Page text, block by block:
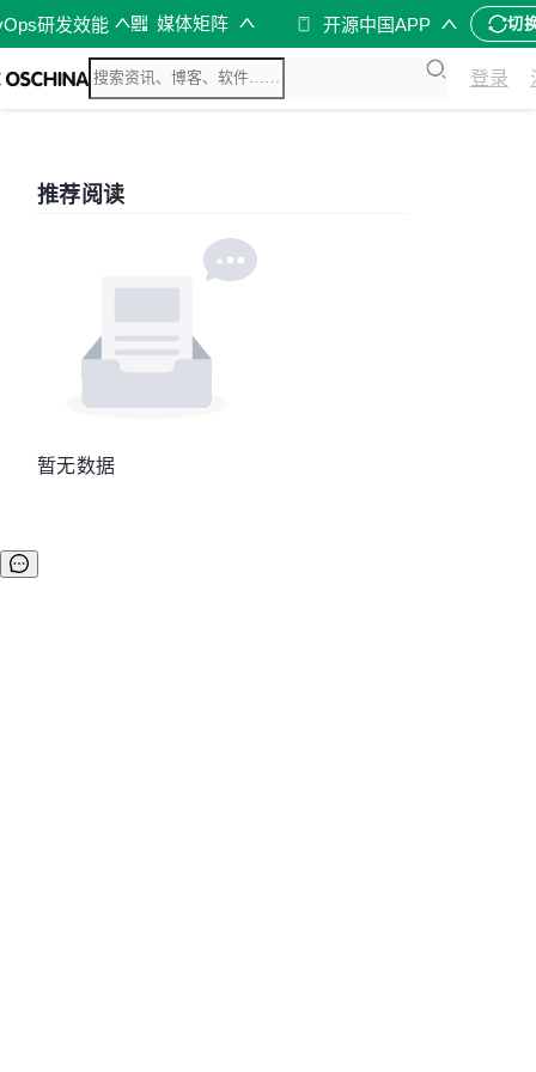
研发效能 媒体矩阵 开源中国APP 切
登录
推荐阅读
暂无数据